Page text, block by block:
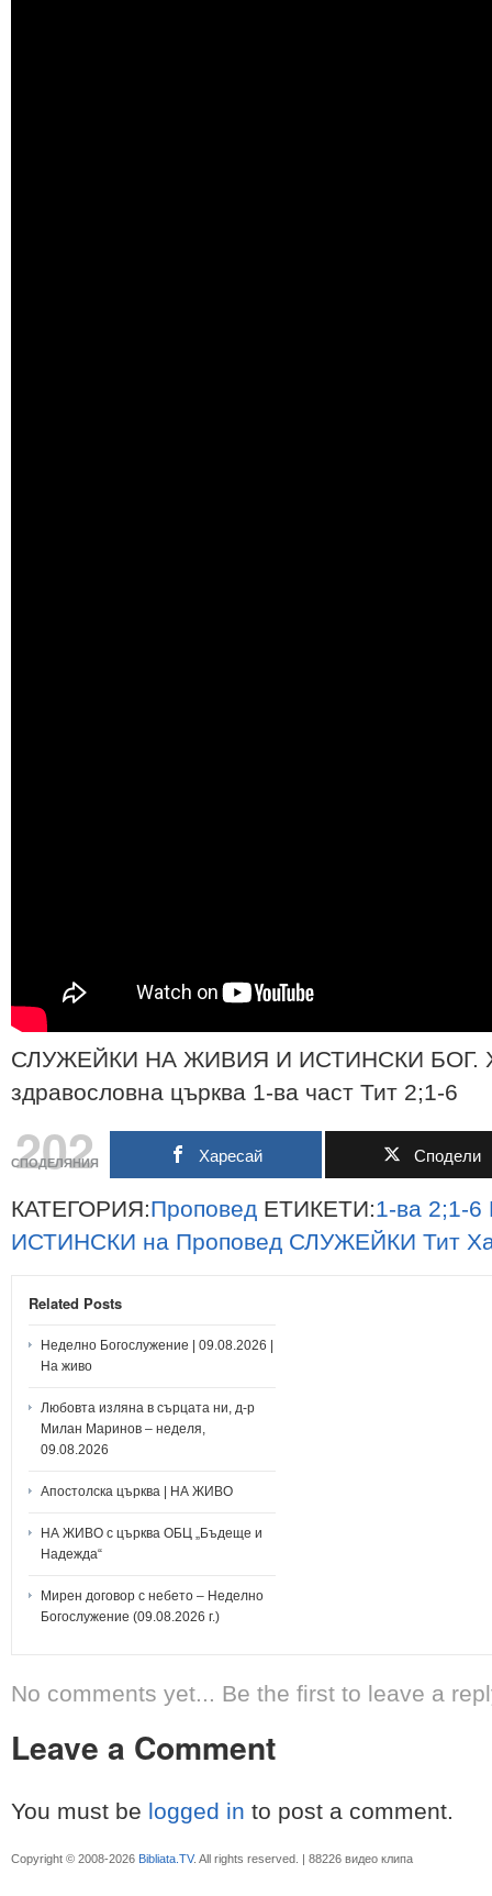
СЛУЖЕЙКИ НА ЖИВИЯ И ИСТИНСКИ БОГ.
здравословна църква 1-ва част Тит 2;1-6
202
СПОДЕЛЯНИЯ Харесай Сподели
КАТЕГОРИЯ:Проповед ЕТИКЕТИ:1-ва 2;1-6
ИСТИНСКИ на Проповед СЛУЖЕЙКИ Тит
Related Posts
Неделно Богослужение | 09.08.2026 |
На живо
Любовта изляна в сърцата ни, д-р
Милан Маринов – неделя,
09.08.2026
Апостолска църква | НА ЖИВО
НА ЖИВО с църква ОБЦ „Бъдеще и
Надежда“
Мирен договор с небето – Неделно
Богослужение (09.08.2026 г.)
No comments yet... Be the first to leave a
Leave a Comment
You must be logged in to post a comment.
Copyright © 2008-2026 Bibliata.TV. All rights reserved. | 88226 видео клипа